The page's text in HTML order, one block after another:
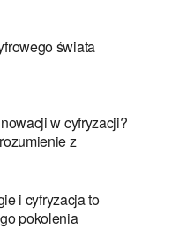
świata
w cyfryzacji?
z
i cyfryzacja to
pokolenia